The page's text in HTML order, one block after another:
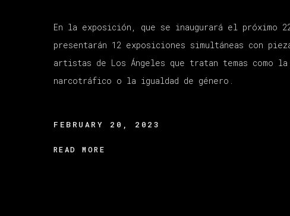
En la exposición, que se inaugurará el próximo
presentarán 12 exposiciones simultáneas con
artistas de Los Ángeles que tratan temas como
narcotráfico o la igualdad de género.
FEBRUARY 20, 2023
READ MORE